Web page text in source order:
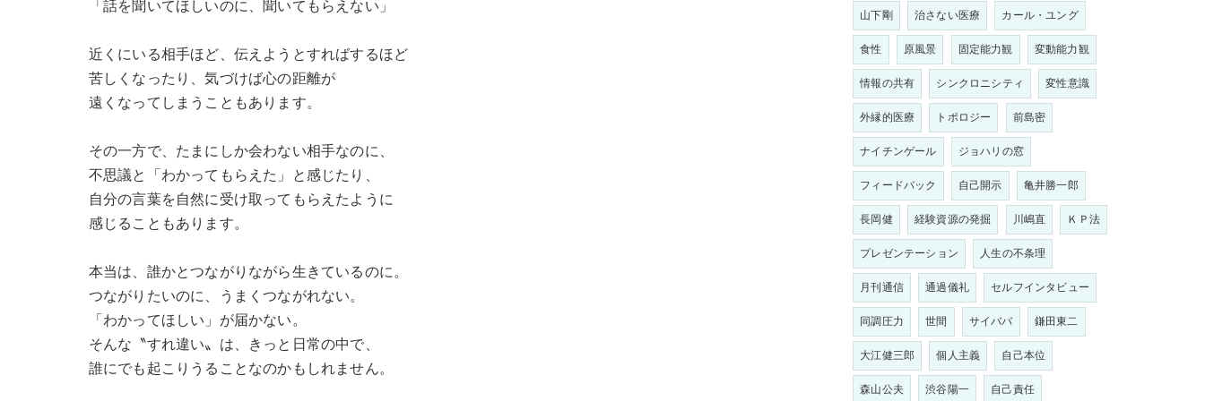
「話を聞いてほしいのに、聞いてもらえない」
近くにいる相手ほど、伝えようとすればするほど
苦しくなったり、気づけば心の距離が
遠くなってしまうこともあります。
その一方で、たまにしか会わない相手なのに、
不思議と「わかってもらえた」と感じたり、
自分の言葉を自然に受け取ってもらえたように
感じることもあります。
本当は、誰かとつながりながら生きているのに。
つながりたいのに、うまくつながれない。
「わかってほしい」が届かない。
そんな〝すれ違い〟は、きっと日常の中で、
誰にでも起こりうることなのかもしれません。
山下剛
治さない医療
カール・ユング
食性
原風景 固定能力観
変動能力観
情報の共有
シンクロニシティ
変性意識
外縁的医療
トポロジー
前島密
ナイチンゲール
ジョハリの窓
フィードバック
自己開示
亀井勝一郎
長岡健
経験資源の発掘 川嶋直
ＫＰ法
プレゼンテーション
人生の不条理
月刊通信
通過儀礼
セルフインタビュー
同調圧力
世間 サイババ
鎌田東二
大江健三郎
個人主義
自己本位
森山公夫
渋谷陽一
自己責任